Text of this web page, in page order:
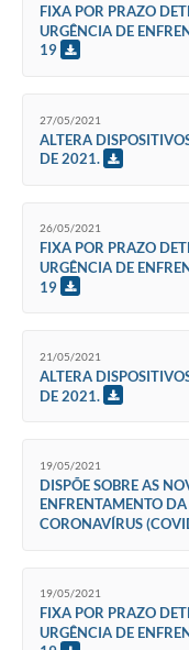
FIXA POR PRAZO
URGÊNCIA DE
19
27/05/2021
ALTERA
DE 2021.
26/05/2021
FIXA POR PRAZO
URGÊNCIA DE
19
21/05/2021
ALTERA
DE 2021.
19/05/2021
DISPÕE SOBRE AS
ENFRENTAMENTO
CORONAVÍRUS
19/05/2021
FIXA POR PRAZO
URGÊNCIA DE